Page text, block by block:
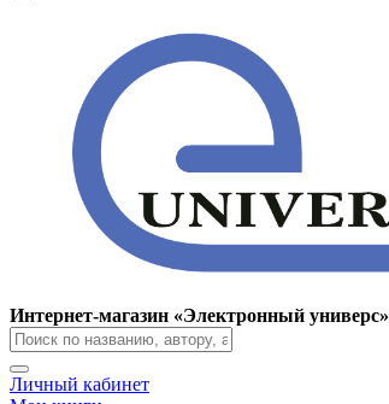
Интернет-магазин «Электронный универс»
Личный кабинет